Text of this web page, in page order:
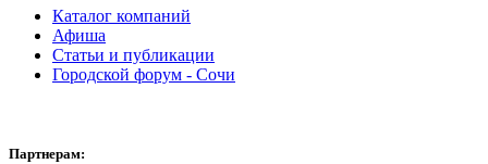
Каталог компаний
Афиша
Статьи и публикации
Городской форум - Сочи
Партнерам: